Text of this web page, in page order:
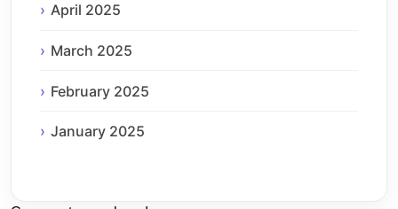
April 2025
March 2025
February 2025
January 2025